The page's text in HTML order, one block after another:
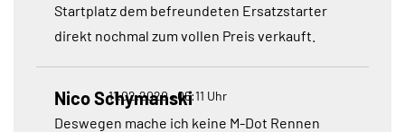
Startplatz dem befreundeten Ersatzstarter
direkt nochmal zum vollen Preis verkauft.
Nico Schymanski
11.02.2020 • 06:11 Uhr
Deswegen mache ich keine M-Dot Rennen